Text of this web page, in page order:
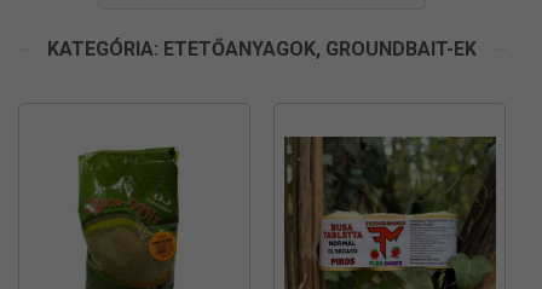
KATEGÓRIA: ETETŐANYAGOK, GROUNDBAIT-EK